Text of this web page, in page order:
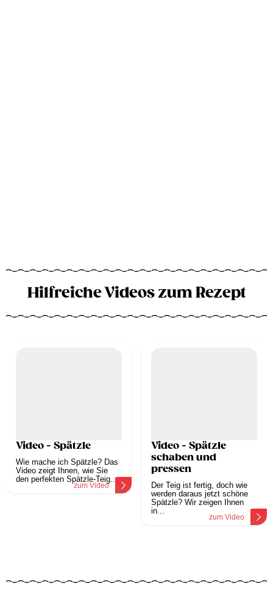
Hilfreiche Videos zum Rezept
Video - Spätzle
Wie mache ich Spätzle? Das
Video zeigt Ihnen, wie Sie
den perfekten Spätzle-Teig...
zum Video
Video - Spätzle
schaben und
pressen
Der Teig ist fertig, doch wie
werden daraus jetzt schöne
Spätzle? Wir zeigen Ihnen
in...
zum Video